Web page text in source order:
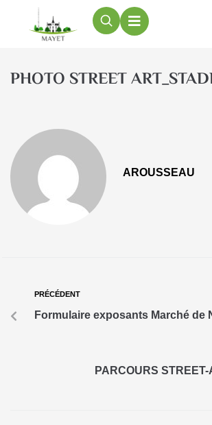
PHOTO STREET
AROUSSEAU
PRÉCÉDENT
Formulaire exposants Marché de
PARCOURS